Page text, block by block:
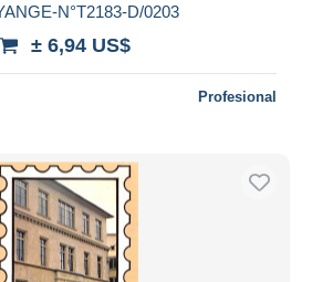
N°T2183-D/0203
± 6,94 US$
Profesional